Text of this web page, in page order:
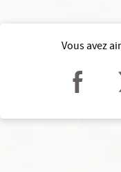
Vous avez